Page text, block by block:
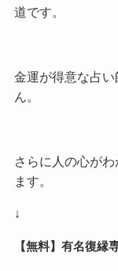
道です。
金運が得意な占
ん。
さらに人の心が
ます。
↓
【無料】有名復縁